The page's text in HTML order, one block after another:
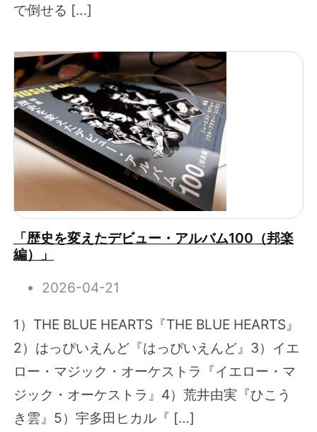
で倒せる […]
「歴史を変えたデビュー・アルバム100（邦楽
編）」
2026-04-21
1）THE BLUE HEARTS『THE BLUE HEARTS』
2）はっぴいえんど『はっぴいえんど』3）イエ
ロー・マジック・オーケストラ『イエロー・マ
ジック・オーケストラ』4）荒井由実『ひこう
き雲』5）宇多田ヒカル『 […]